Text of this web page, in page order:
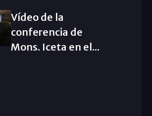
Vídeo de la
conferencia de
Mons. Iceta en el...